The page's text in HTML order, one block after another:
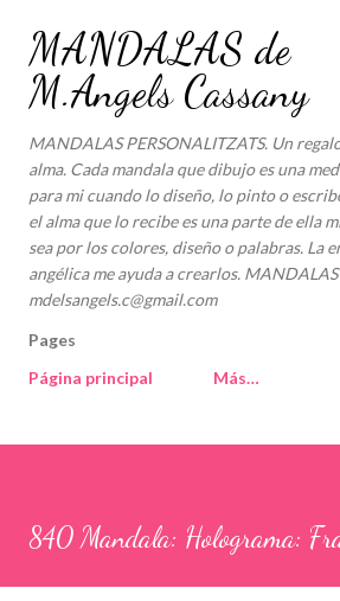
Ir al contenido principal
MANDALAS de
M.Angels Cassany
MANDALAS PERSONALITZATS. Un
alma. Cada mandala que dibujo es una
para mi cuando lo diseño, lo pinto o
el alma que lo recibe es una parte de ella
sea por los colores, diseño o palabras. La
angélica me ayuda a crearlos. MANDALAS
mdelsangels.c@gmail.com
Pages
Página principal
Más…
840 Mandala: Holograma: